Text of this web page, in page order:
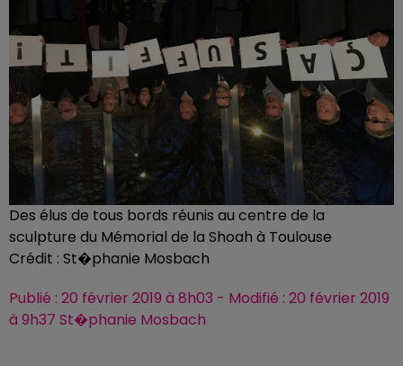
Des élus de tous bords réunis au centre de la
sculpture du Mémorial de la Shoah à Toulouse
Crédit : St�phanie Mosbach
Publié : 20 février 2019 à 8h03 - Modifié : 20 février 2019
à 9h37 St�phanie Mosbach